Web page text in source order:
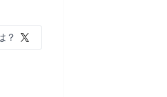
？